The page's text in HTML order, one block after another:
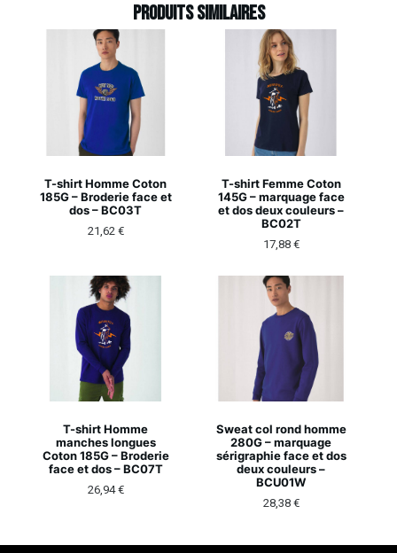
Produits similaires
T-shirt Homme Coton
185G – Broderie face et
dos – BC03T
21,62 €
T-shirt Femme Coton
145G – marquage face
et dos deux couleurs –
BC02T
17,88 €
T-shirt Homme
manches longues
Coton 185G – Broderie
face et dos – BC07T
26,94€
Sweat col rond homme
280G – marquage
sérigraphie face et dos
deux couleurs –
BCU01W
28,38 €